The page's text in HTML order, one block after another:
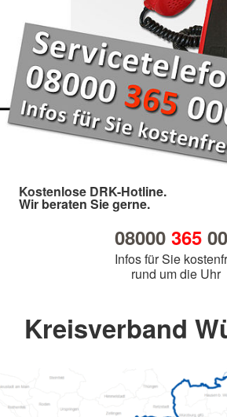
Kostenlose DRK-Hotline.
Wir beraten Sie gerne.
08000 365
Infos für Sie
rund um die Uhr
Kreisverband